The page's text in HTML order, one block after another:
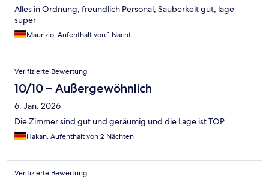
Alles in Ordnung, freundlich Personal, Sauberkeit gut, lage
super
Maurizio, Aufenthalt von 1 Nacht
Verifizierte Bewertung
10/10 – Außergewöhnlich
6. Jan. 2026
Die Zimmer sind gut und geräumig und die Lage ist TOP
Hakan, Aufenthalt von 2 Nächten
Verifizierte Bewertung